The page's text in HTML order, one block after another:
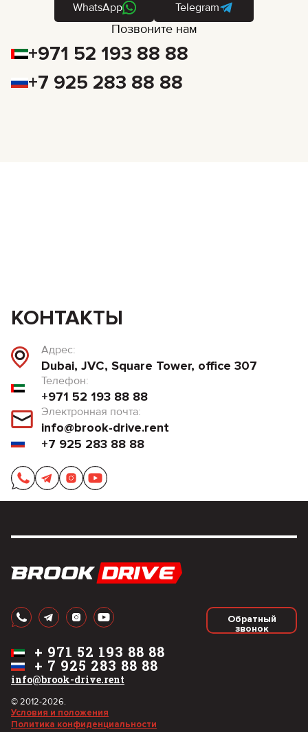
WhatsApp Telegram
Позвоните нам
+971 52 193 88 88
+7 925 283 88 88
КОНТАКТЫ
Адрес:
Dubai, JVC, Square Tower, office 307
Телефон:
+971 52 193 88 88
Электронная почта:
info@brook-drive.rent
+7 925 283 88 88
Обратный
звонок
info@brook-drive.rent
+ 7 925 283 88 88
+ 971 52 193 88 88
© 2012-2026.
Условия и положения
Политика конфиденциальности